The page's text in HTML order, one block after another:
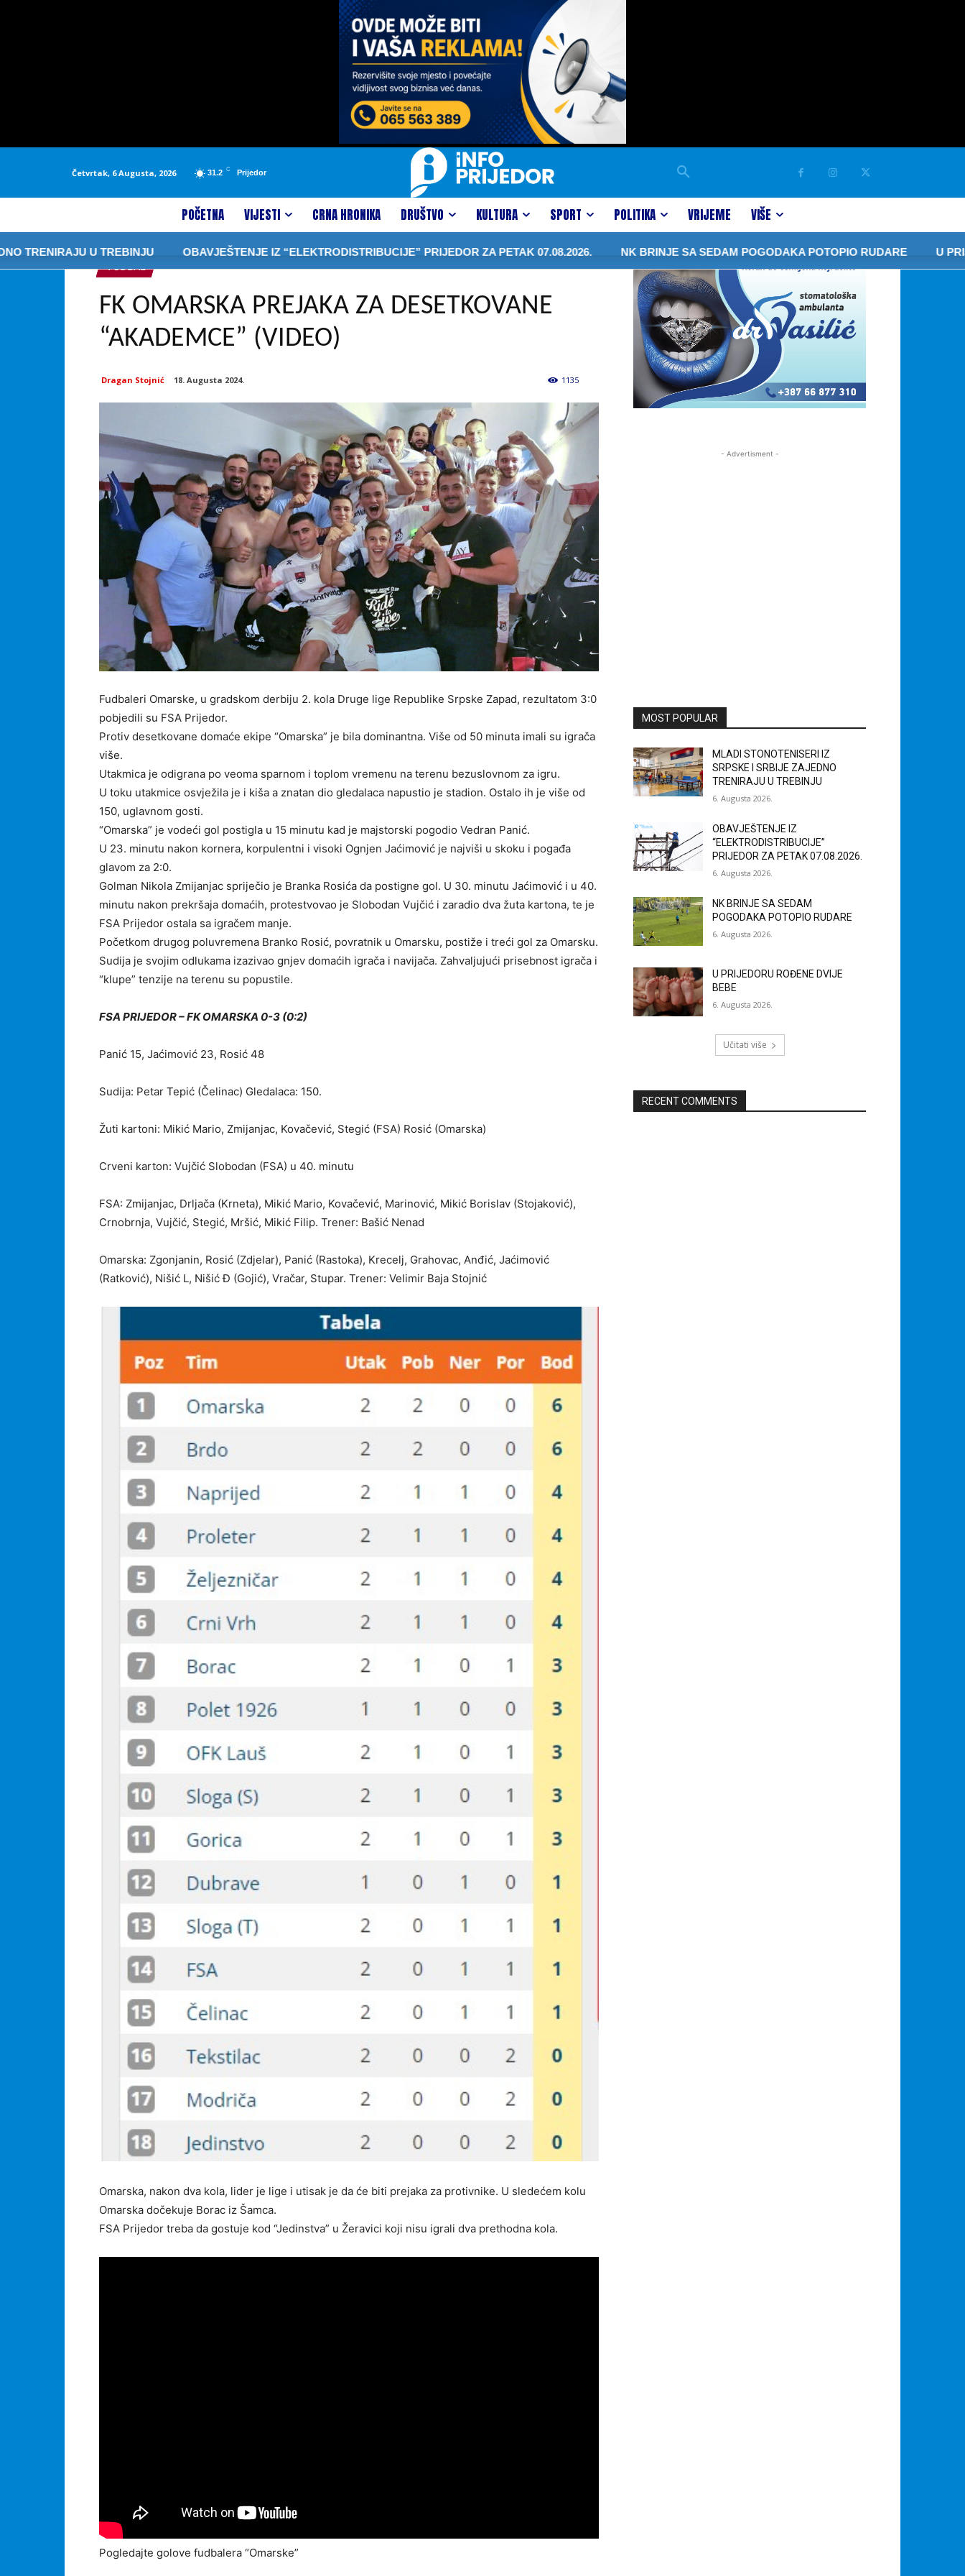
Četvrtak, 6 Augusta, 2026 31.2 C Prijedor
POČETNA VIJESTI CRNA HRONIKA DRUŠTVO KULTURA SPORT POLITIKA VRIJEME VIŠE
U TREBINJU OBAVJEŠTENJE IZ “ELEKTRODISTRIBUCIJE” PRIJEDOR ZA PETAK 07.08.2026. NK BRINJE SA SEDAM POGODAKA POTOPIO RUDARE U PRIJEDORU
FUDBAL
FK OMARSKA PREJAKA ZA DESETKOVANE
“AKADEMCE” (VIDEO)
Dragan Stojnić 18. Augusta 2024. 1135
Fudbaleri Omarske, u gradskom derbiju 2. kola Druge lige Republike Srpske Zapad, rezultatom 3:0
pobjedili su FSA Prijedor.
Protiv desetkovane domaće ekipe “Omarska” je bila dominantna. Više od 50 minuta imali su igrača
više.
Utakmica je odigrana po veoma sparnom i toplom vremenu na terenu bezuslovnom za igru.
U toku utakmice osvježila je i kiša a znatan dio gledalaca napustio je stadion. Ostalo ih je više od
150, uglavnom gosti.
“Omarska” je vodeći gol postigla u 15 minutu kad je majstorski pogodio Vedran Panić.
U 23. minutu nakon kornera, korpulentni i visoki Ognjen Jaćimović je najviši u skoku i pogađa
glavom za 2:0.
Golman Nikola Zmijanjac spriječio je Branka Rosića da postigne gol. U 30. minutu Jaćimović i u 40.
minutu nakon prekršaja domaćih, protestvovao je Slobodan Vujčić i zaradio dva žuta kartona, te je
FSA Prijedor ostala sa igračem manje.
Početkom drugog poluvremena Branko Rosić, povratnik u Omarsku, postiže i treći gol za Omarsku.
Sudija je svojim odlukama izazivao gnjev domaćih igrača i navijača. Zahvaljujući prisebnost igrača i
“klupe” tenzije na terenu su popustile.
FSA PRIJEDOR – FK OMARSKA 0-3 (0:2)
Panić 15, Jaćimović 23, Rosić 48
Sudija: Petar Tepić (Čelinac) Gledalaca: 150.
Žuti kartoni: Mikić Mario, Zmijanjac, Kovačević, Stegić (FSA) Rosić (Omarska)
Crveni karton: Vujčić Slobodan (FSA) u 40. minutu
FSA: Zmijanjac, Drljača (Krneta), Mikić Mario, Kovačević, Marinović, Mikić Borislav (Stojaković),
Crnobrnja, Vujčić, Stegić, Mršić, Mikić Filip. Trener: Bašić Nenad
Omarska: Zgonjanin, Rosić (Zdjelar), Panić (Rastoka), Krecelj, Grahovac, Anđić, Jaćimović
(Ratković), Nišić L, Nišić Đ (Gojić), Vračar, Stupar. Trener: Velimir Baja Stojnić
Omarska, nakon dva kola, lider je lige i utisak je da će biti prejaka za protivnike. U sledećem kolu
Omarska dočekuje Borac iz Šamca.
FSA Prijedor treba da gostuje kod “Jedinstva” u Žeravici koji nisu igrali dva prethodna kola.
Pogledajte golove fudbalera “Omarske”
- Advertisment -
MOST POPULAR
MLADI STONOTENISERI IZ
SRPSKE I SRBIJE ZAJEDNO
TRENIRAJU U TREBINJU
6. Augusta 2026.
OBAVJEŠTENJE IZ
“ELEKTRODISTRIBUCIJE”
PRIJEDOR ZA PETAK 07.08.2026.
6. Augusta 2026.
NK BRINJE SA SEDAM
POGODAKA POTOPIO RUDARE
6. Augusta 2026.
U PRIJEDORU ROĐENE DVIJE
BEBE
6. Augusta 2026.
Učitati više
RECENT COMMENTS